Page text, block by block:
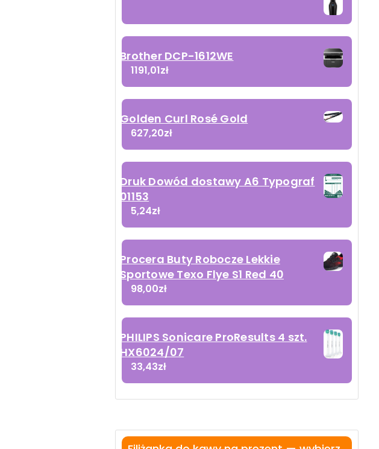
Brother DCP-1612WE
1191,01zł
Golden Curl Rosé Gold
627,20zł
Druk Dowód dostawy A6 Typograf
01153
5,24zł
Procera Buty Robocze Lekkie
Sportowe Texo Flye S1 Red 40
98,00zł
PHILIPS Sonicare ProResults 4 szt.
HX6024/07
33,43zł